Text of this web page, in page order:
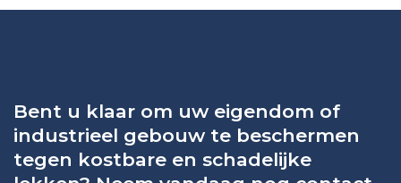
Bent u klaar om uw eigendom of
industrieel gebouw te beschermen
tegen kostbare en schadelijke